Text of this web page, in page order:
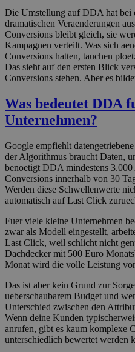
Die Umstellung auf DDA hat bei
dramatischen Veraenderungen
Conversions bleibt gleich, sie
Kampagnen verteilt. Was sich
Conversions hatten, tauchen
Das sieht auf den ersten Blick
Conversions stehen. Aber es
Was bedeutet DDA
Unternehmen?
Google empfiehlt
der Algorithmus braucht Daten,
benoetigt DDA mindestens
Conversions innerhalb von 30
Werden diese Schwellenwerte
automatisch auf Last Click
Fuer viele kleine Unternehmen
zwar als Modell eingestellt,
Last Click, weil schlicht nicht
Dachdecker mit 500 Euro
Monat wird die volle Leistung
Das ist aber kein Grund zur
ueberschaubarem Budget und
Unterschied zwischen den
Wenn deine Kunden
anrufen, gibt es kaum komplexe
unterschiedlich bewertet werden